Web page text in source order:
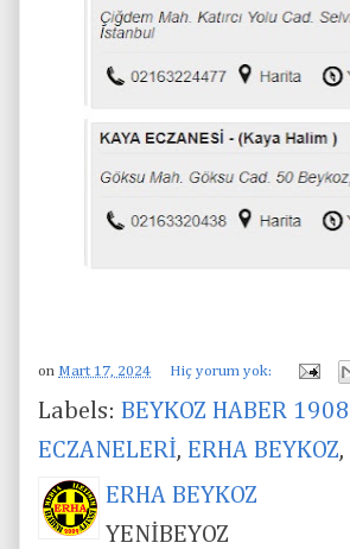
on Mart 17, 2024 Hiç yorum yok:
Labels: BEYKOZ HABER 1908
ECZANELERİ, ERHA BEYKOZ,
ERHA BEYKOZ
YENİBEYOZ